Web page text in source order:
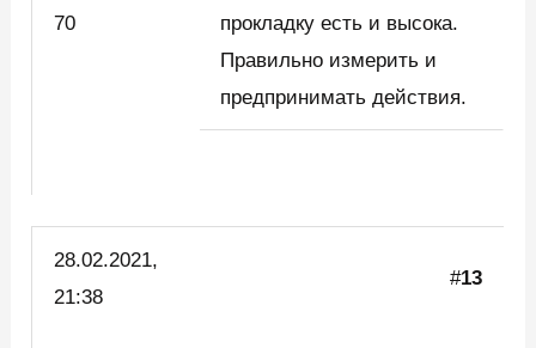
70
прокладку есть и высока.
Правильно измерить и
предпринимать действия.
28.02.2021,
21:38
#13